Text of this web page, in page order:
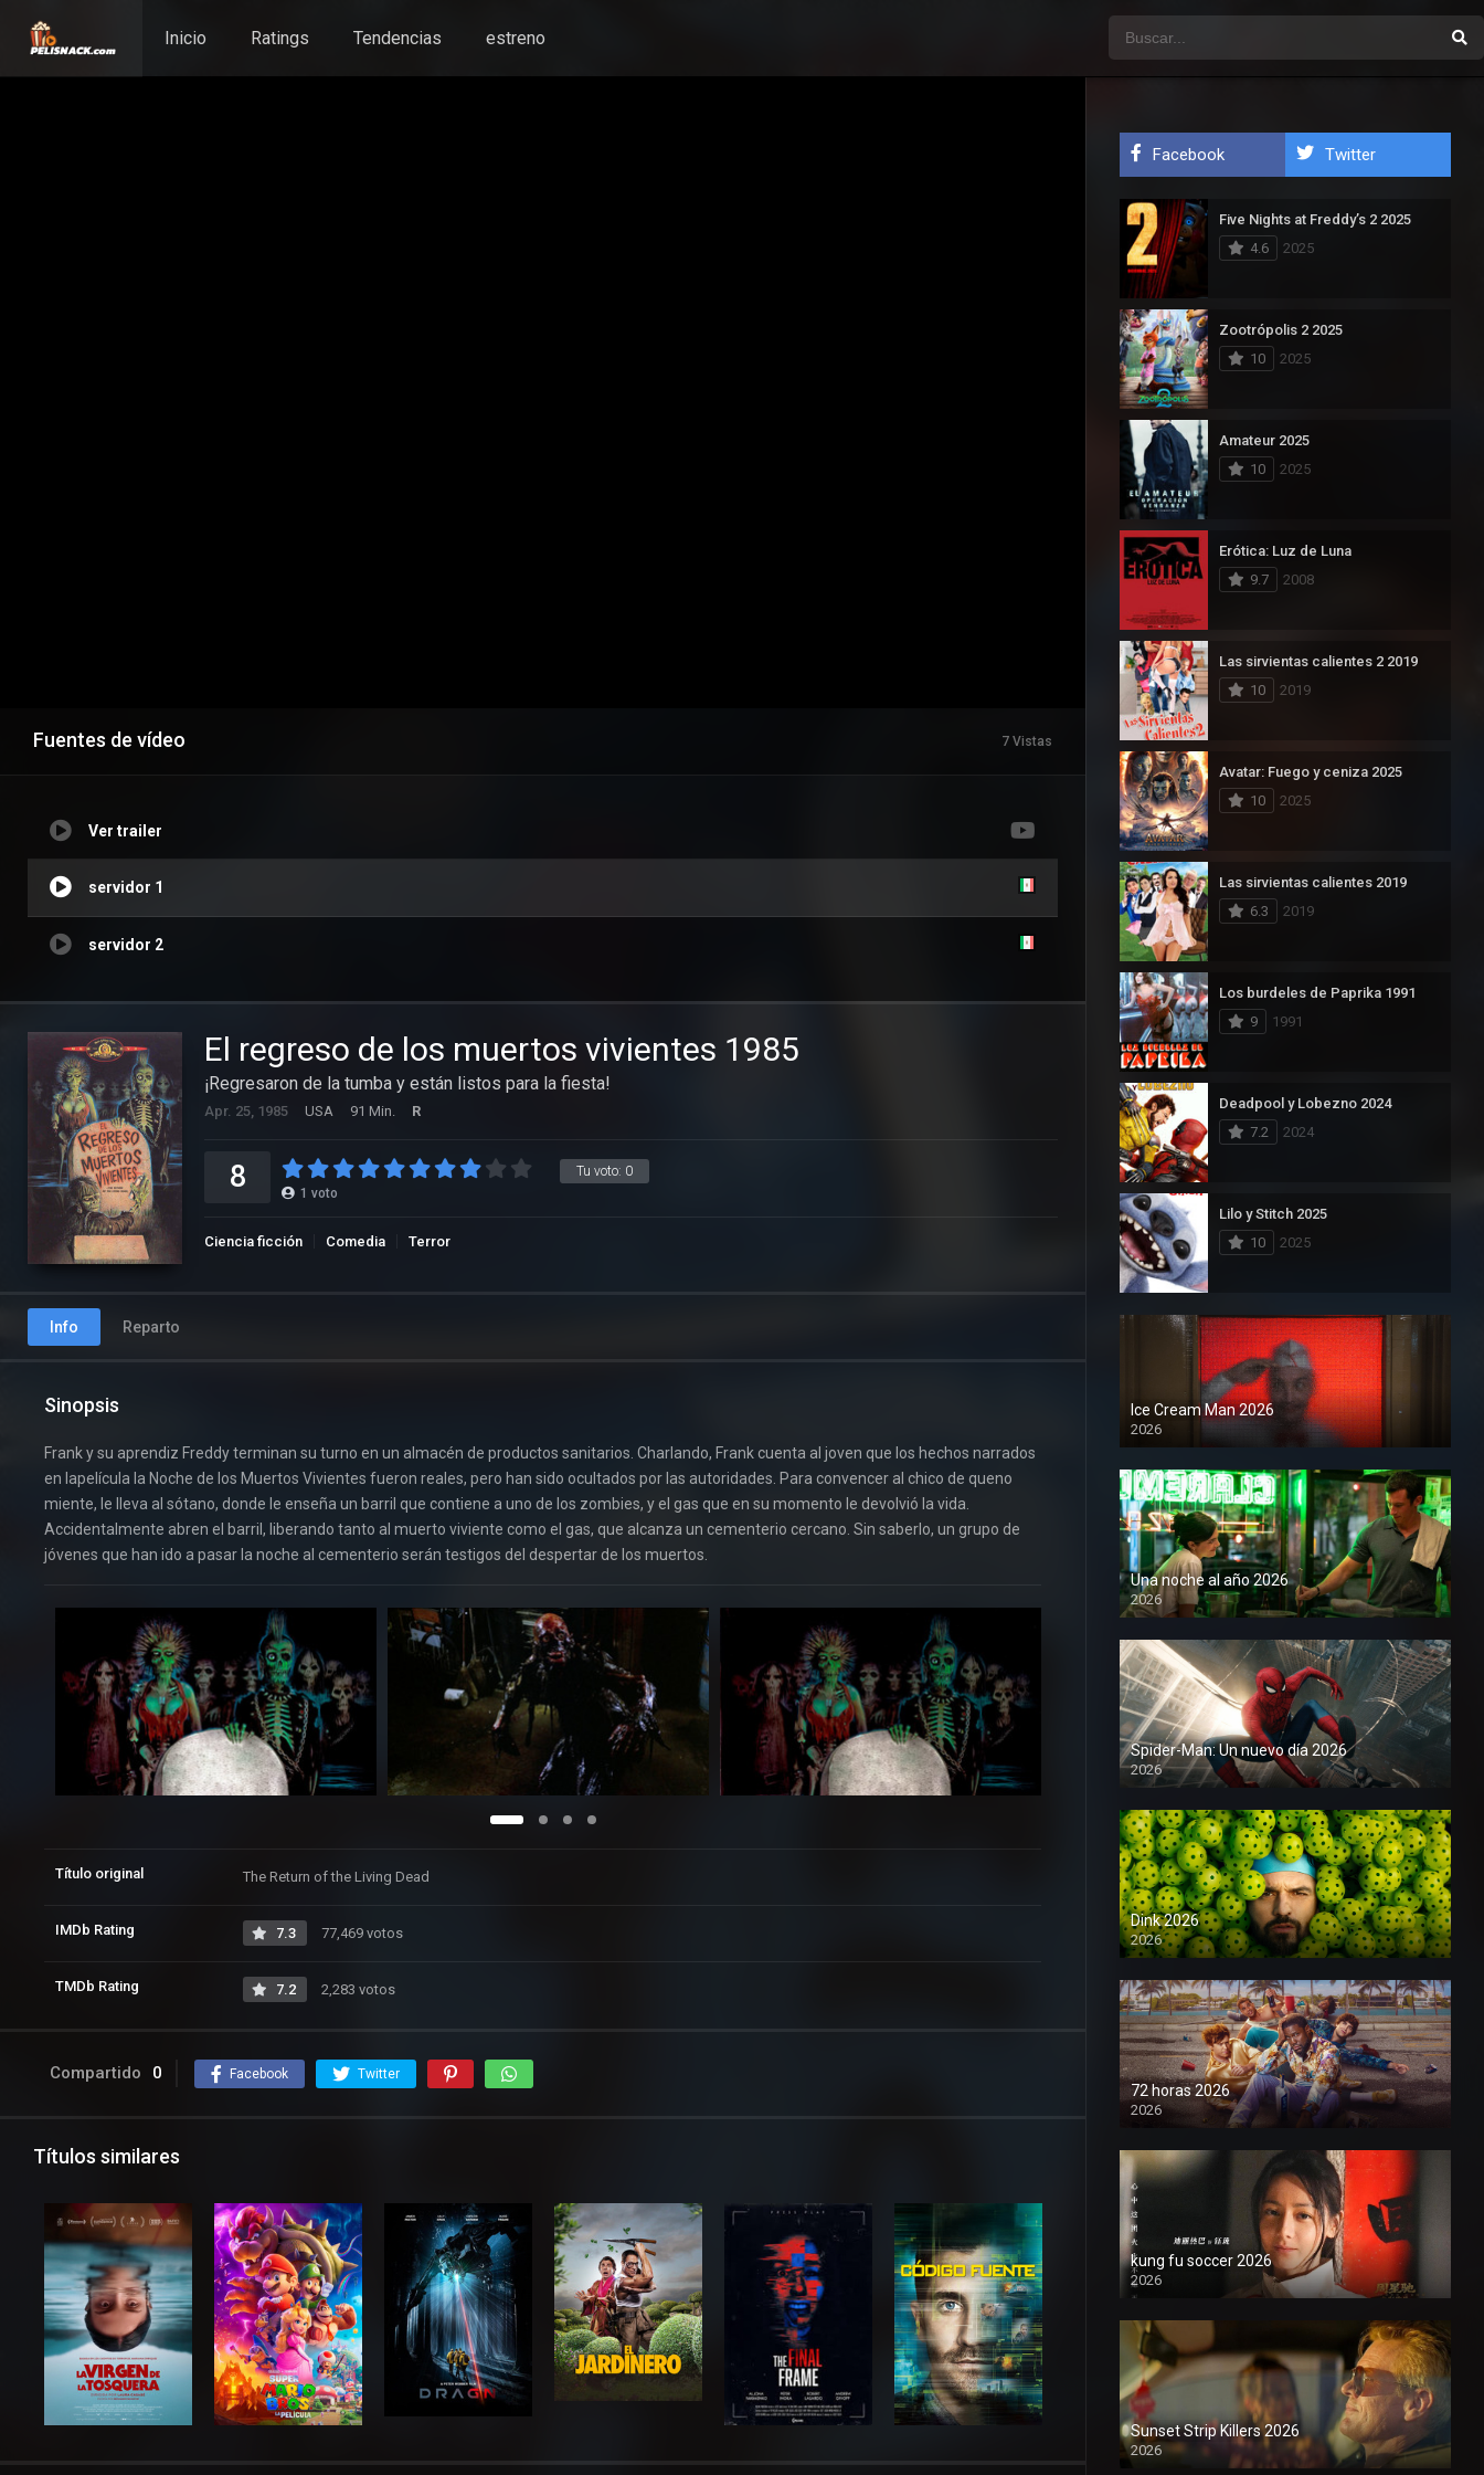
Inicio Ratings Tendencias estreno
Fuentes de vídeo 7 Vistas
Ver trailer
servidor 1
servidor 2
El regreso de los muertos vivientes 1985
¡Regresaron de la tumba y están listos para la fiesta!
Apr. 25, 1985 USA 91 Min. R
Tu voto: 0
8 1 voto
Ciencia ficción Comedia Terror
Info Reparto
Sinopsis
Frank y su aprendiz Freddy terminan su turno en un almacén de productos sanitarios. Charlando, Frank cuenta al joven que los hechos narrados
en lapelícula la Noche de los Muertos Vivientes fueron reales, pero han sido ocultados por las autoridades. Para convencer al chico de queno
miente, le lleva al sótano, donde le enseña un barril que contiene a uno de los zombies, y el gas que en su momento le devolvió la vida.
Accidentalmente abren el barril, liberando tanto al muerto viviente como el gas, que alcanza un cementerio cercano. Sin saberlo, un grupo de
jóvenes que han ido a pasar la noche al cementerio serán testigos del despertar de los muertos.
Título original The Return of the Living Dead
IMDb Rating 7.3 77,469 votos
TMDb Rating 7.2 2,283 votos
Compartido 0 Facebook Twitter
Títulos similares
Facebook Twitter
Five Nights at Freddy’s 2 2025
4.6
2025
Zootrópolis 2 2025
10
2025
Amateur 2025
10
2025
Erótica: Luz de Luna
9.7
2008
Las sirvientas calientes 2 2019
10
2019
Avatar: Fuego y ceniza 2025
10
2025
Las sirvientas calientes 2019
6.3
2019
Los burdeles de Paprika 1991
9
1991
Deadpool y Lobezno 2024
7.2
2024
Lilo y Stitch 2025
10
2025
Ice Cream Man 2026
2026
Una noche al año 2026
2026
1080P
Spider-Man: Un nuevo día 2026
2026
1080P
Dink 2026
2026
1080P
72 horas 2026
2026
1080P
kung fu soccer 2026
2026
1080P
Sunset Strip Killers 2026
2026
1080P